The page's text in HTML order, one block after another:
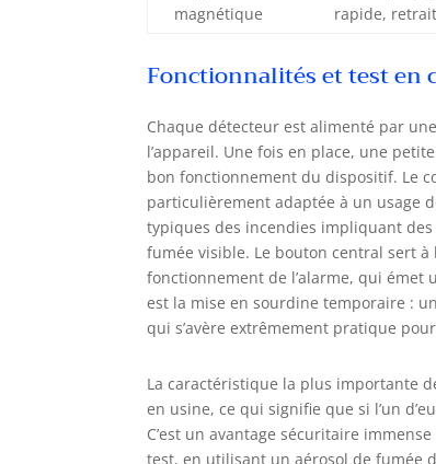
magnétique
rapide,
Fonctionnalités et test en
Chaque détecteur est alimenté par
l’appareil. Une fois en place, une
bon fonctionnement du dispositif. Le
particulièrement adaptée à un usage
typiques des incendies impliquant
fumée visible. Le bouton central sert
fonctionnement de l’alarme, qui
est la mise en sourdine temporaire :
qui s’avère extrêmement pratique
La caractéristique la plus importante
en usine, ce qui signifie que si l’un
C’est un avantage sécuritaire
test, en utilisant un aérosol de fumée